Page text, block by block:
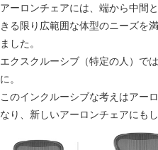
アーロンチェアには、端から中間
きる限り広範囲な体型のニーズを
ました。
エクスクルーシブ（特定の人）で
に。
このインクルーシブな考えはアー
なり、新しいアーロンチェアにも